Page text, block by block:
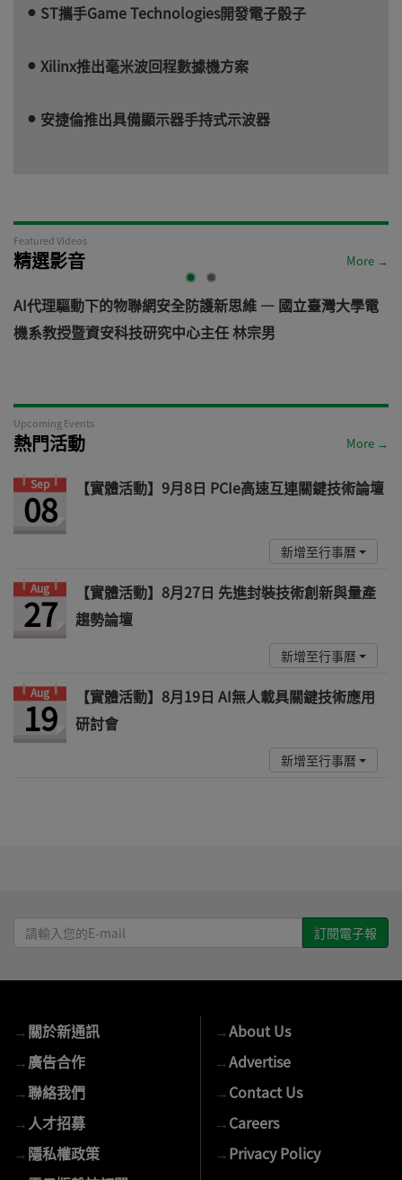
ST攜手Game Technologies開發電子骰子
Xilinx推出毫米波回程數據機方案
安捷倫推出具備顯示器手持式示波器
Featured Videos
精選影音 More →
AI代理驅動下的物聯網安全防護新思維 — 國立臺灣大學電
機系教授暨資安科技研究中心主任 林宗男
Upcoming Events
熱門活動 More →
Sep
08 【實體活動】9月8日 PCIe高速互連關鍵技術論壇
新增至行事曆
Aug
27
【實體活動】8月27日 先進封裝技術創新與量產
趨勢論壇
新增至行事曆
Aug
19
【實體活動】8月19日 AI無人載具關鍵技術應用
研討會
新增至行事曆
請
輸
E-
mail
→關於新通訊
→廣告合作
→聯絡我們
→ 人才招募
→隱私權政策
→About Us
→Advertise
→Contact Us
→Careers
→Privacy Policy